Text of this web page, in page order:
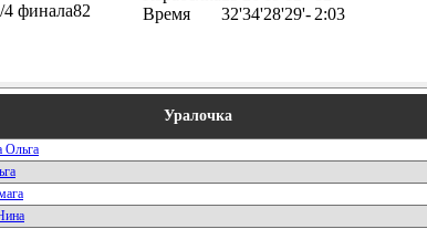
4 финала82
Время
32'34'28'29'- 2:03
Уралочка
Ольга